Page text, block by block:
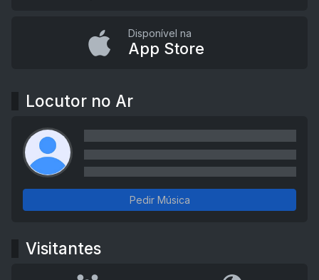
Disponível na
App Store
Locutor no Ar
Pedir Música
Visitantes